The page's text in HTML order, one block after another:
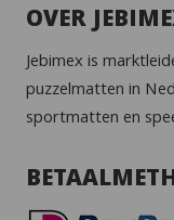
OVER
Jebimex is
puzzelmatten in
sportmatten en